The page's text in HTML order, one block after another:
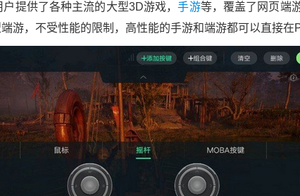
提供了各种主流的大型3D游戏，手游等，覆盖了网页端
游，不受性能的限制，高性能的手游和端游都可以直接在